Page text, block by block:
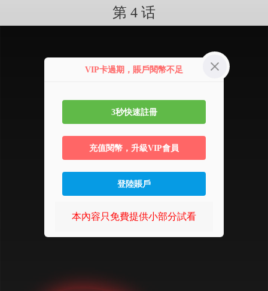
第 4 话
VIP卡過期，賬戶閱幣不足
3秒快速註冊
充值閱幣，升級VIP會員
登陸賬戶
本內容只免費提供小部分試看